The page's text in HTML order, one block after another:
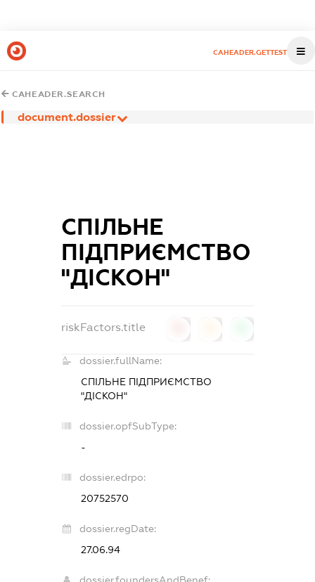
CAHEADER.GETTEST
CAHEADER.SEARCH
document.dossier
СПІЛЬНЕ
ПІДПРИЄМСТВО
"ДІСКОН"
riskFactors.title
dossier.fullName:
СПІЛЬНЕ ПІДПРИЄМСТВО
"ДІСКОН"
dossier.opfSubType:
-
dossier.edrpo:
20752570
dossier.regDate:
27.06.94